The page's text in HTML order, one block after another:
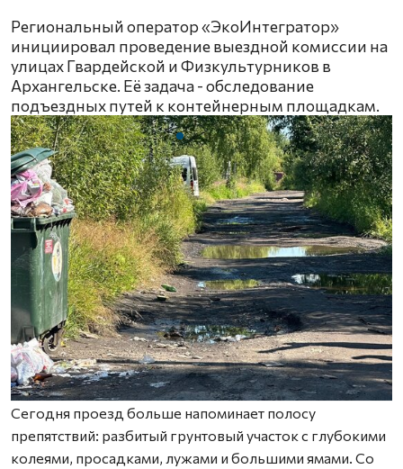
Региональный оператор «ЭкоИнтегратор»
инициировал проведение выездной комиссии на
улицах Гвардейской и Физкультурников в
Архангельске. Её задача - обследование
подъездных путей к контейнерным площадкам.
Сегодня проезд больше напоминает полосу
препятствий: разбитый грунтовый участок с глубокими
колеями, просадками, лужами и большими ямами. Со